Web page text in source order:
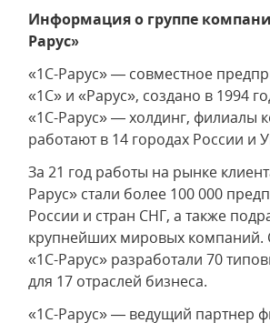
Информация о группе
Рарус»
«1С-Рарус» — совместное
«1С» и «Рарус», создано в 1994
«1С-Рарус» — холдинг, филиалы
работают в 14 городах России и
За 21 год работы на рынке
Рарус» стали более 100 000
России и стран СНГ, а также
крупнейших мировых компаний.
«1С-Рарус» разработали 70
для 17 отраслей бизнеса.
«1С-Рарус» — ведущий партнер